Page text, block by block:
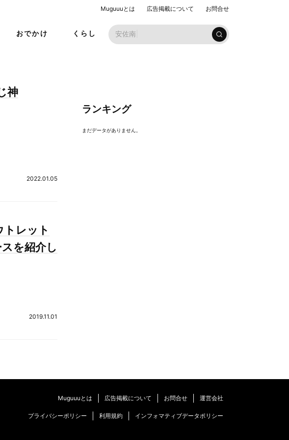
Muguuuとは 広告掲載について お問合せ
おでかけ くらし 安
神
2022.01.05
トレット
を紹介し
2019.11.01
ランキング
まだデータがありません。
Muguuuとは 広告掲載について お問合せ 運営会社
プライバシーポリシー 利用規約 インフォマティブデータポリシー